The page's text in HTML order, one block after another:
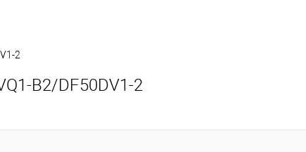
2
B2/DF50DV1-2